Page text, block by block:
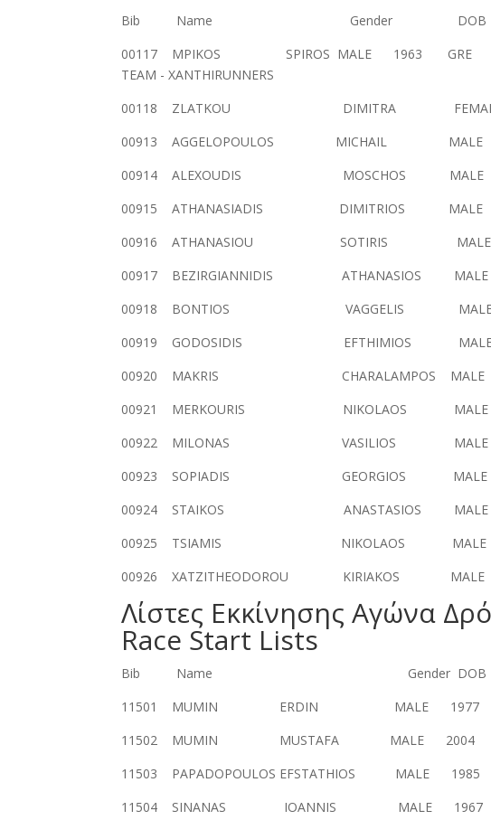
Bib Name Gender DOB
00117 MPIKOS SPIROS MALE
TEAM - XANTHIRUNNERS
00118 ZLATKOU DIMITRA
00913 AGGELOPOULOS MICHAIL MALE
00914 ALEXOUDIS MOSCHOS MALE
00915 ATHANASIADIS DIMITRIOS MALE
00916 ATHANASIOU SOTIRIS MALE
00917 BEZIRGIANNIDIS ATHANASIOS
00918 BONTIOS VAGGELIS MALE
00919 GODOSIDIS EFTHIMIOS MALE
00920 MAKRIS CHARALAMPOS MALE
00921 MERKOURIS NIKOLAOS MALE
00922 MILONAS VASILIOS MALE
00923 SOPIADIS GEORGIOS MALE
00924 STAIKOS ANASTASIOS MALE
00925 TSIAMIS NIKOLAOS MALE
00926 XATZITHEODOROU KIRIAKOS MALE
Λίστες Εκκίνησης Αγώνα
Race Start Lists
Bib Name Gender DOB
11501 MUMIN ERDIN MALE 1977
11502 MUMIN MUSTAFA MALE 2004
11503 PAPADOPOULOS EFSTATHIOS MALE 1985
11504 SINANAS IOANNIS MALE 1967